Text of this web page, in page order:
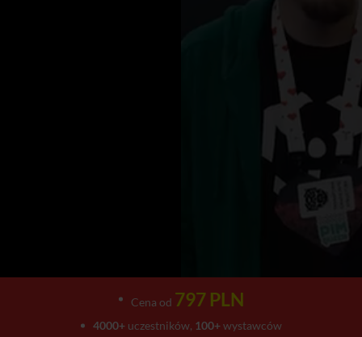
Cena od 797 PLN
4000+uczestników, 100+wystawców